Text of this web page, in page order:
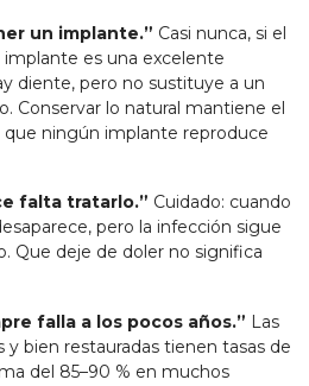
un implante.” Casi nunca, si el
implante es una excelente
diente, pero no sustituye a un
Conservar lo natural mantiene el
que ningún implante reproduce
falta tratarlo.” Cuidado: cuando
pero la infección sigue
Que deje de doler no significa
falla a los pocos años.” Las
y bien restauradas tienen tasas de
del 85–90 % en muchos